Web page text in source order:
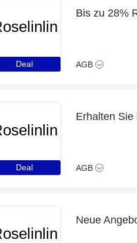
Deal
Bis zu 28%
AGB
Deal
Erhalten
AGB
Neue